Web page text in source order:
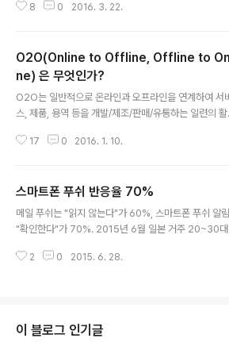
데, First Round Capital의 Josh Kopelman의 트위
외부 자금에만 의존한 사업은 존속이 어렵다'는 뜻이다.
화 마션 NASA 탐사대는 화성을 탐사하던 중 모래폭풍을
만나고 팀원 마크 와트니가 사망했다고 판단, 그를 남기
떠난다. 극적으로 생존한 마크 와트니는 남은 식량과 기발
한 재치로 화성에서 살아남을 방법을 찾으며 자신이 살아
있음을 알리려 노력한다. 마침내, 자신이 살아있다는 사
8 0 2016. 3. 22.
O2O(Online to Offline, Offline to
ne) 은 무엇인가?
O2O는 일반적으로 온라인과 오프라인을 연계하여 서비
스, 제품, 용역 등을 개발/제조/판매/유통하는 일련의 활
10년 테크크런치에서 처음 사용된 용어이다. 아래 그림처
nd brings them into realworld stores)이라고 정
했습니다. 즉, 정보유통비용이 저렴하고 고객을 이해할
있다는 온라인의 장점과 실제 소비가 일어나는 오프라인
하고 고객에게는 discovery 메카니즘을 혁신하여 새로
17 0 2016. 1. 10.
스마트폰 푸쉬 반응율 70%
메일 푸쉬는 "읽지 않는다"가 60%, 스마트폰 푸쉬 알
"확인한다"가 70%. 2015년 6월 일본 거주 20~30대
문"결과를 발표했다. 푸쉬 알림에 대한 고객 반응율 스마
용자가 푸쉬 알림을 확인하는 것으로 나타났다. 또 푸시
2 0 2015. 6. 28.
이 블로그 인기글